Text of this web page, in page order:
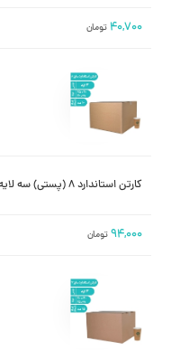
۴۰,۷۰۰ تومان
کارتن استاندارد ۸ (پستی) سه لایه
۹۴,۰۰۰تومان